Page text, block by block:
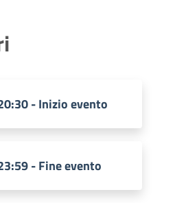
- Inizio evento
- Fine evento